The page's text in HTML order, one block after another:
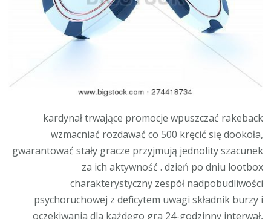
kardynał trwające promocje wpuszczać rakeback
wzmacniać rozdawać co 500 kręcić się dookoła,
gwarantować stały gracze przyjmują jednolity szacunek
za ich aktywność . dzień po dniu lootbox
charakterystyczny zespół nadpobudliwości
psychoruchowej z deficytem uwagi składnik burzy i
oczekiwania dla każdego gra 24-godzinny interwał,